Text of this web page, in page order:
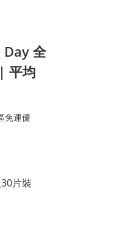
Day 全
平均
免運優
片裝